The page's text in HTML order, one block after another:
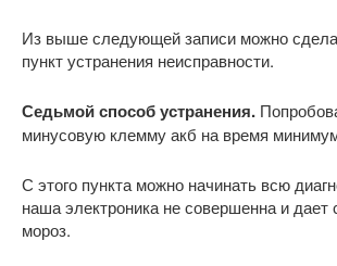
Из выше следующей записи можно
пункт устранения неисправности.
Седьмой способ устранения.
минусовую клемму акб на время
С этого пункта можно начинать всю
наша электроника не совершенна и
мороз.